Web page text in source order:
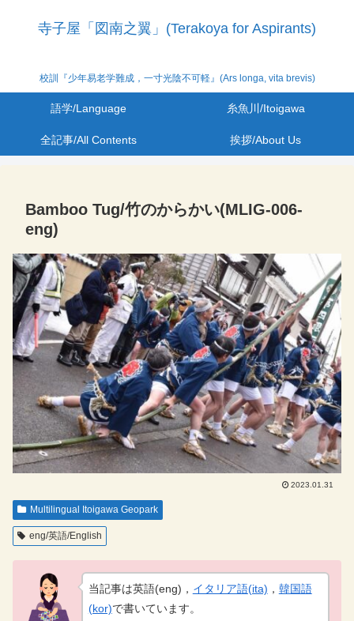
寺子屋「図南之翼」(Terakoya for Aspirants)
校訓『少年易老学難成，一寸光陰不可軽』(Ars longa, vita brevis)
語学/Language 糸魚川/Itoigawa
全記事/All Contents 挨拶/About Us
Bamboo Tug/竹のからかい(MLIG-006-
eng)
2023.01.31
Multilingual Itoigawa Geopark
eng/英語/English
当記事は英語(eng)， イタリア語(ita) ， 韓国語
(kor)で書いています。